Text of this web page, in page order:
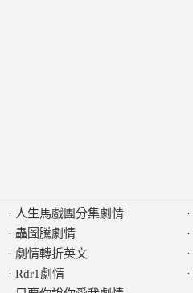
· 人生馬戲團分集劇情
· 蟲圖騰劇情
· 劇情轉折英文
· Rdr1劇情
·
·
·
·